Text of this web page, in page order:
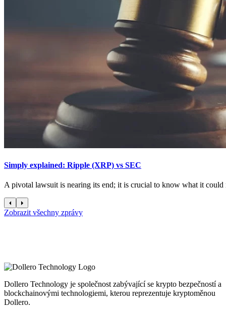
Simply explained: Ripple (XRP) vs SEC
A pivotal lawsuit is nearing its end; it is crucial to know what it could
Zobrazit všechny zprávy
Dollero Technology je společnost zabývající se krypto bezpečností a
blockchainovými technologiemi, kterou reprezentuje kryptoměnou
Dollero.